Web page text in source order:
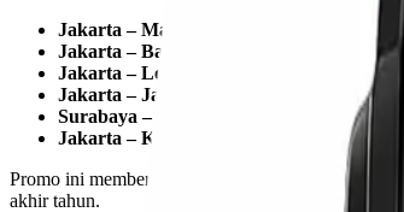
Jakarta – Manado
Jakarta – Bali
Jakarta – Lombok
Jakarta – Jayapura
Surabaya – Jakarta
: Tarif spesial hanya
Jakarta – Kendari
Promo ini memberikan Anda kesempatan untuk
akhir tahun.